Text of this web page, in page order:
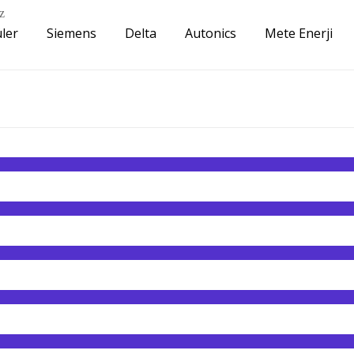
Siemens Delta Autonics Mete Enerji